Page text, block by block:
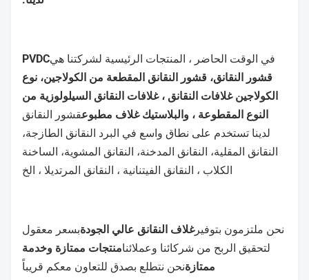
شركة كينجرد للمواد التكنولوجيةشركة رائدة في تصنيع و
تصدير غلافات النقانق
في الصين، البحث والتطوير المتكامل في غلاف النقانق،
شنغهاي) ، حيث هناك هو النقل المريح عن طريق البحر
والبرية والجو. وهذا يسمح لنابسرعة شحن غلاف النقانق
لدينا.